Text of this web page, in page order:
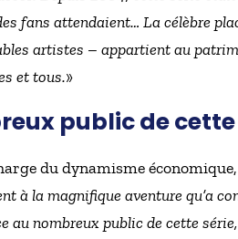
fans attendaient… La célèbre
artistes – appartient au
et tous.»
public de cette
du dynamisme
à la magnifique aventure qu’a
nombreux public de cette